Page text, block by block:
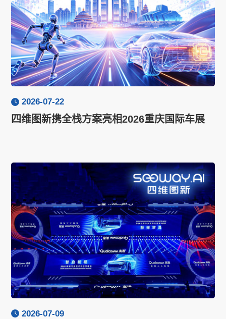
2026-07-22
四维图新携全栈方案亮相2026重庆国际车展
2026-07-09